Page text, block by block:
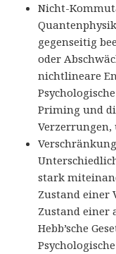
Nicht-
gegenseitig
oder
nichtlineare
Priming und
Verzerrungen,
stark
Zustand einer
Zustand einer
Hebb’sche